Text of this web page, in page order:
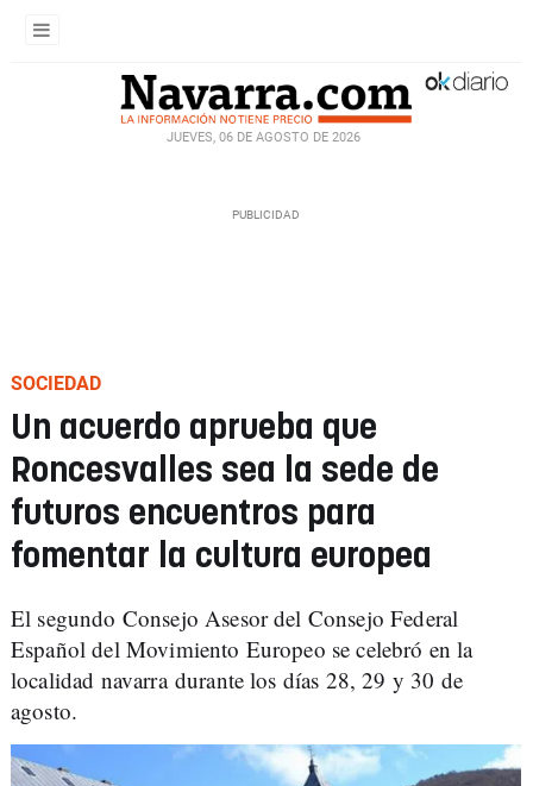
JUEVES, 06 DE AGOSTO DE 2026
SOCIEDAD
Un acuerdo aprueba que
Roncesvalles sea la sede de
futuros encuentros para
fomentar la cultura europea
El segundo Consejo Asesor del Consejo Federal
Español del Movimiento Europeo se celebró en la
localidad navarra durante los días 28, 29 y 30 de
agosto.